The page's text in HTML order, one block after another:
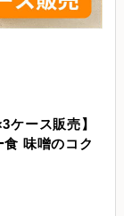
ケース販売】
味噌のコク